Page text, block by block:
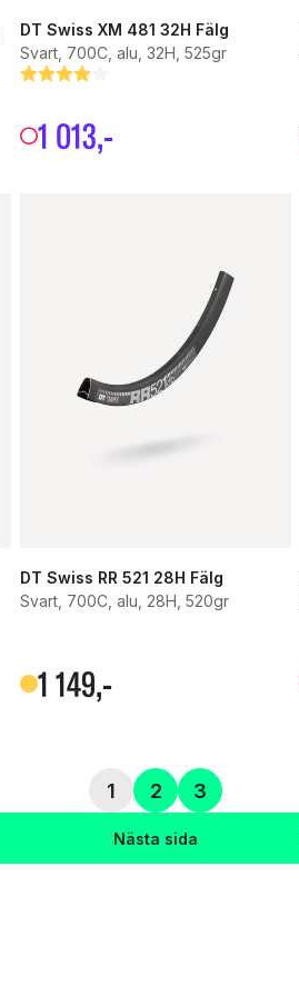
DT Swiss XM 481 32H Fälg
Svart, 700C, alu, 32H, 525gr
Betyg:
4.0 utav 5 stjärnor
1 013,-
DT Swiss RR 521 28H Fälg
Svart, 700C, alu, 28H, 520gr
1 149,-
1 2 3
Nästa sida